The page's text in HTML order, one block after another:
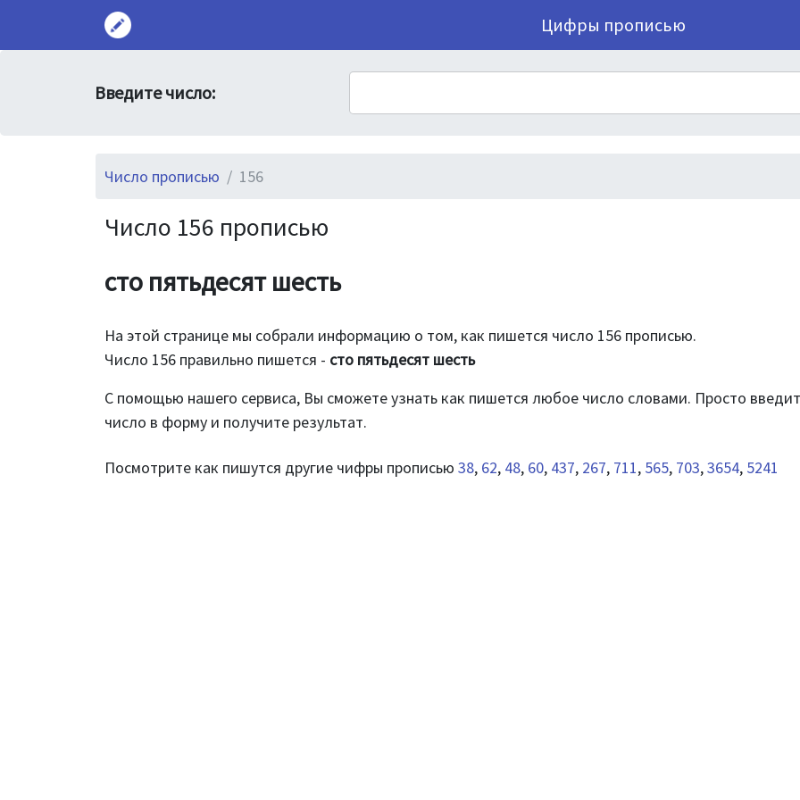
Цифры прописью
Введите число:
Число прописью 156
Число 156 прописью
сто пятьдесят шесть
На этой странице мы собрали информацию о том, как пишется число 156 прописью.
Число 156 правильно пишется - сто пятьдесят шесть
С помощью нашего сервиса, Вы сможете узнать как пишется любое число словами. Просто
число в форму и получите результат.
Посмотрите как пишутся другие чифры прописью 38, 62, 48, 60, 437, 267, 711, 565, 703,3654, 5241